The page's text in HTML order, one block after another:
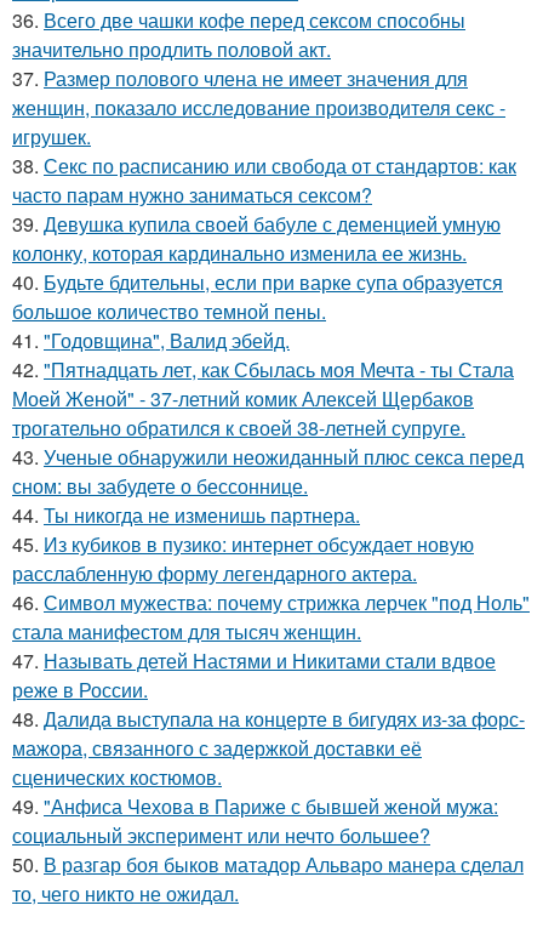
36. Всего две чашки кофе перед сексом способны
значительно продлить половой акт.
37. Размер полового члена не имеет значения для
женщин, показало исследование производителя секс -
игрушек.
38. Секс по расписанию или свобода от стандартов: как
часто парам нужно заниматься сексом?
39. Девушка купила своей бабуле с деменцией умную
колонку, которая кардинально изменила ее жизнь.
40. Будьте бдительны, если при варке супа образуется
большое количество темной пены.
41. "Годовщина", Валид эбейд.
42. "Пятнадцать лет, как Сбылась моя Мечта - ты Стала
Моей Женой" - 37-летний комик Алексей Щербаков
трогательно обратился к своей 38-летней супруге.
43. Ученые обнаружили неожиданный плюс секса перед
сном: вы забудете о бессоннице.
44. Ты никогда не изменишь партнера.
45. Из кубиков в пузико: интернет обсуждает новую
расслабленную форму легендарного актера.
46. Символ мужества: почему стрижка лерчек "под Ноль"
стала манифестом для тысяч женщин.
47. Называть детей Настями и Никитами стали вдвое
реже в России.
48. Далида выступала на концерте в бигудях из-за форс-
мажора, связанного с задержкой доставки её
сценических костюмов.
49. "Анфиса Чехова в Париже с бывшей женой мужа:
социальный эксперимент или нечто большее?
50. В разгар боя быков матадор Альваро манера сделал
то, чего никто не ожидал.